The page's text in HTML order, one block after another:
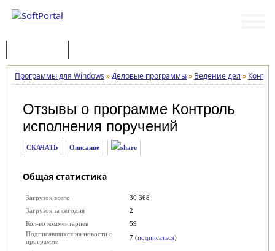
Программы для Windows »Деловые программы» Ведение дел »
Отзывы о программе Контроль
исполнения поручений
СКАЧАТЬ Описание
Общая статистика
Загрузок всего
30 368
Загрузок за сегодня
2
Кол-во комментариев
59
Подписавшихся на новости о
программе
7 (подписаться)